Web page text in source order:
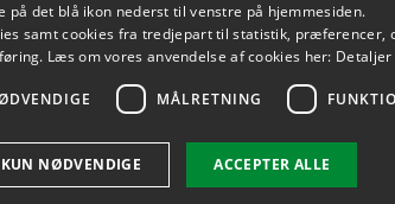
Fødevareinstituttet
LINKEDIN YOUTUBE
på det blå ikon nederst til venstre på hjemmesiden.
samt cookies fra tredjepart til statistik, præferencer,
Læs om vores anvendelse af cookies her: Detaljer
MÅLRETNING
ACCEPTER ALLE
KUN NØDVENDIGE